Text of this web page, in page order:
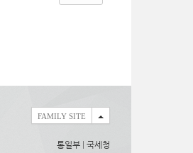
FAMILY SITE
통일부 국세청